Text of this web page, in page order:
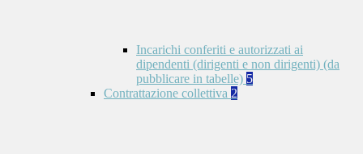
Incarichi conferiti e autorizzati ai
dipendenti (dirigenti e non dirigenti) (da
pubblicare in tabelle) 5
Contrattazione collettiva 2